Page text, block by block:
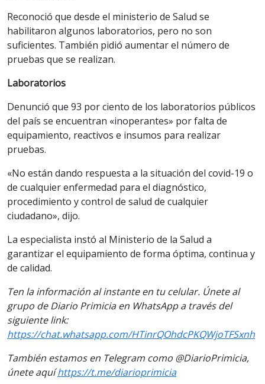
Reconoció que desde el ministerio de Salud se
habilitaron algunos laboratorios, pero no son
suficientes. También pidió aumentar el número de
pruebas que se realizan.
Laboratorios
Denunció que 93 por ciento de los laboratorios públicos
del país se encuentran «inoperantes» por falta de
equipamiento, reactivos e insumos para realizar
pruebas.
«No están dando respuesta a la situación del covid-19 o
de cualquier enfermedad para el diagnóstico,
procedimiento y control de salud de cualquier
ciudadano», dijo.
La especialista instó al Ministerio de la Salud a
garantizar el equipamiento de forma óptima, continua y
de calidad.
Ten la información al instante en tu celular. Únete al
grupo de Diario Primicia en WhatsApp a través del
siguiente link:
https://chat.whatsapp.com/HTinrQOhdcPKQWjoTFSxnh
También estamos en Telegram como @DiarioPrimicia,
únete aquíhttps://t.me/diarioprimicia